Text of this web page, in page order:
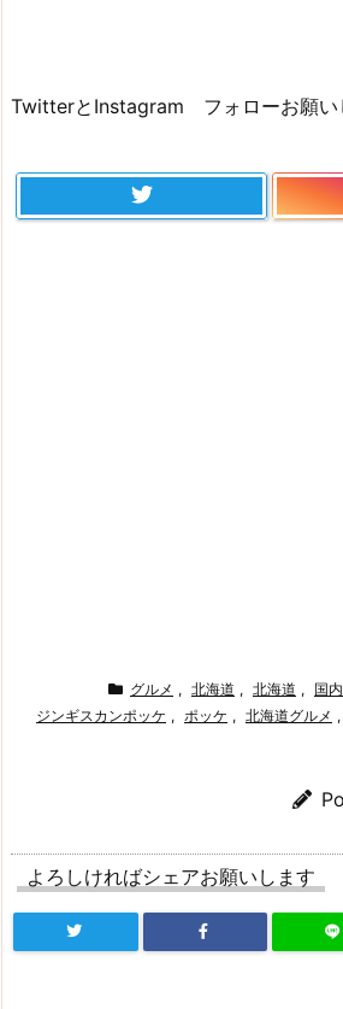
TwitterとInstagram フォローお願い
グルメ , 北海道 , 北海道 , 国
ジンギスカンポッケ , ポッケ , 北海道グルメ ,
よろしければシェアお願いします